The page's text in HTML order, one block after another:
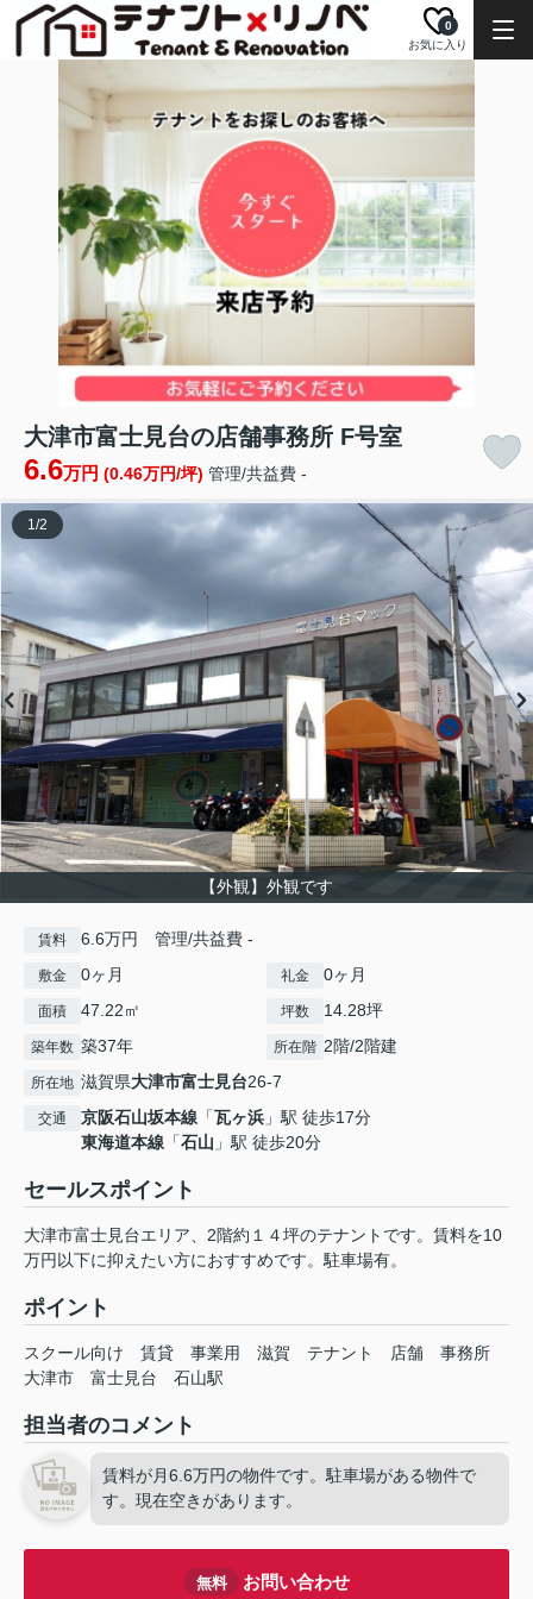
お気に入り
0
大津市富士見台の店舗事務所 F号室
6.6万円 (0.46万円/坪) 管理/共益費 -
【外観】外観です
1 /2
賃料 6.6万円 管理/共益費 -
敷金 0ヶ月 礼金 0ヶ月
面積 47.22㎡ 坪数 14.28坪
築年数 築37年 所在階 2階/2階建
所在地 滋賀県大津市富士見台26-7
交通 京阪石山坂本線 「瓦ヶ浜 」駅 徒歩17分
東海道本線 「石山 」駅 徒歩20分
セールスポイント
大津市富士見台エリア、2階約１４坪のテナントです。賃料を10
万円以下に抑えたい方におすすめです。駐車場有。
ポイント
スクール向け 賃貸 事業用 滋賀 テナント 店舗
事務所
大津市
富士見台 石山駅
担当者のコメント
賃料が月6.6万円の物件です。駐車場がある物件で
す。現在空きがあります。
無料 お問い合わせ